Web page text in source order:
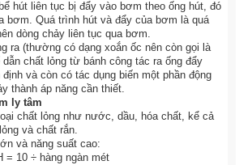
hút liên tục bị đẩy vào bơm theo ống hút, đó
bơm. Quá trình hút và đẩy của bơm là quá
dòng chảy liên tục qua bơm.
ra (thường có dạng xoắn ốc nên còn gọi là
dẫn chất lỏng từ bánh công tác ra ống đẩy
và còn có tác dụng biến một phần động
thành áp năng cần thiết.
ly tâm
chất lỏng như nước, dầu, hóa chất, kể cả
và chất rắn.
và năng suất cao:
10 ÷ hàng ngàn mét